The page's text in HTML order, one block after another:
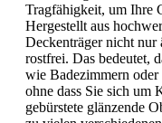
Tragfähigkeit, um Ihre
Hergestellt aus
Deckenträger nicht nur
rostfrei. Das bedeutet,
wie Badezimmern
ohne dass Sie sich um
gebürstete glänzende